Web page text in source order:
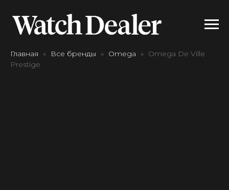
Главная Все бренды Omega
Omega De Ville
Prestige